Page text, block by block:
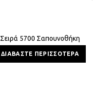
Σειρά 5700 Σαπουνοθήκη
ΔΙΑΒΆΣΤΕ ΠΕΡΙΣΣΌΤΕΡΑ